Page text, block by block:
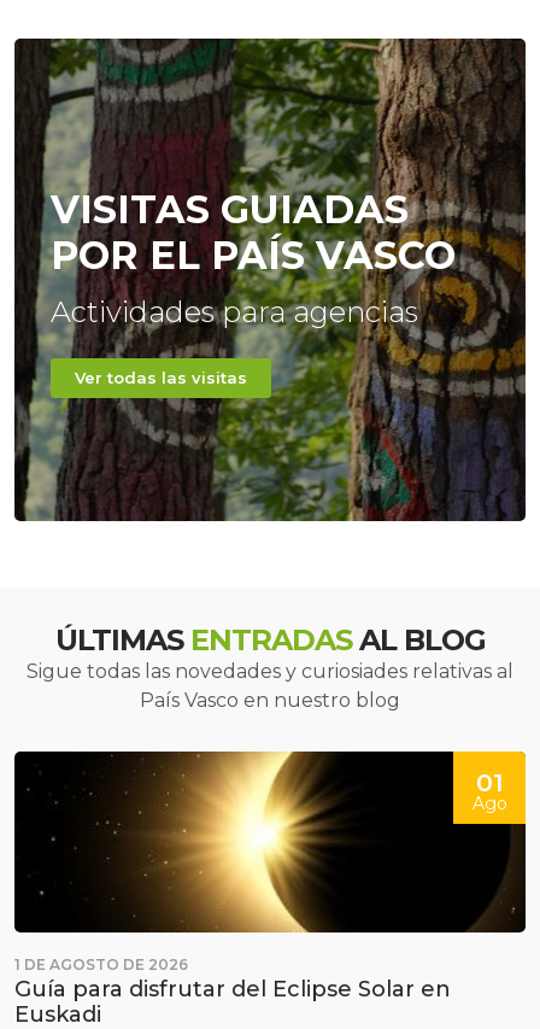
VISITAS GUIADAS
POR EL PAÍS VASCO
Actividades para agencias
Ver todas las visitas
ÚLTIMAS ENTRADASAL BLOG
Sigue todas las novedades y curiosiades relativas al
País Vasco en nuestro blog
01
Ago
1 DE AGOSTO DE 2026
Guía para disfrutar del Eclipse Solar en
Euskadi